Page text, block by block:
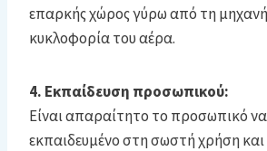
επαρκής χώρος γύρω από τη
κυκλοφορία του αέρα.
4. Εκπαίδευση προσωπικού:
Είναι απαραίτητο το προσωπικό να
εκπαιδευμένο στη σωστή χρήση